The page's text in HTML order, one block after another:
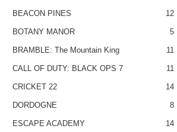
BEACON PINES 12
BOTANY MANOR 5
BRAMBLE: The Mountain King 11
CALL OF DUTY: BLACK OPS 7 11
CRICKET 22 14
DORDOGNE 8
ESCAPE ACADEMY 14